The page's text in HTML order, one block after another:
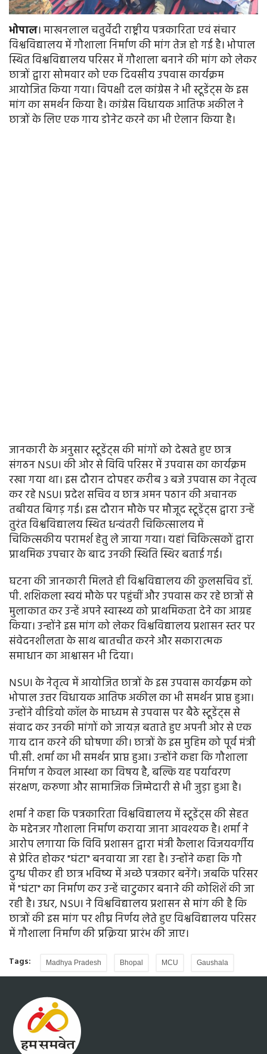
भोपाल। माखनलाल चतुर्वेदी राष्ट्रीय पत्रकारिता एवं संचार
विश्वविद्यालय में गौशाला निर्माण की मांग तेज हो गई है। भोपाल
स्थित विश्वविद्यालय परिसर में गौशाला बनाने की मांग को लेकर
छात्रों द्वारा सोमवार को एक दिवसीय उपवास कार्यक्रम
आयोजित किया गया। विपक्षी दल कांग्रेस ने भी स्टूडेंट्स के इस
मांग का समर्थन किया है। कांग्रेस विधायक आतिफ अकील ने
छात्रों के लिए एक गाय डोनेट करने का भी ऐलान किया है।
जानकारी के अनुसार स्टूडेंट्स की मांगों को देखते हुए छात्र
संगठन NSUI की ओर से विवि परिसर में उपवास का कार्यक्रम
रखा गया था। इस दौरान दोपहर करीब 3 बजे उपवास का नेतृत्व
कर रहे NSUI प्रदेश सचिव व छात्र अमन पठान की अचानक
तबीयत बिगड़ गई। इस दौरान मौके पर मौजूद स्टूडेंट्स द्वारा उन्हें
तुरंत विश्वविद्यालय स्थित धन्वंतरी चिकित्सालय में
चिकित्सकीय परामर्श हेतु ले जाया गया। यहां चिकित्सकों द्वारा
प्राथमिक उपचार के बाद उनकी स्थिति स्थिर बताई गई।
घटना की जानकारी मिलते ही विश्वविद्यालय की कुलसचिव डॉ.
पी. शशिकला स्वयं मौके पर पहुंचीं और उपवास कर रहे छात्रों से
मुलाकात कर उन्हें अपने स्वास्थ्य को प्राथमिकता देने का आग्रह
किया। उन्होंने इस मांग को लेकर विश्वविद्यालय प्रशासन स्तर पर
संवेदनशीलता के साथ बातचीत करने और सकारात्मक
समाधान का आश्वासन भी दिया।
NSUI के नेतृत्व में आयोजित छात्रों के इस उपवास कार्यक्रम को
भोपाल उत्तर विधायक आतिफ अकील का भी समर्थन प्राप्त हुआ।
उन्होंने वीडियो कॉल के माध्यम से उपवास पर बैठे स्टूडेंट्स से
संवाद कर उनकी मांगों को जायज़ बताते हुए अपनी ओर से एक
गाय दान करने की घोषणा की। छात्रों के इस मुहिम को पूर्व मंत्री
पी.सी. शर्मा का भी समर्थन प्राप्त हुआ। उन्होंने कहा कि गौशाला
निर्माण न केवल आस्था का विषय है, बल्कि यह पर्यावरण
संरक्षण, करुणा और सामाजिक जिम्मेदारी से भी जुड़ा हुआ है।
शर्मा ने कहा कि पत्रकारिता विश्वविद्यालय में स्टूडेंट्स की सेहत
के मद्देनजर गौशाला निर्माण कराया जाना आवश्यक है। शर्मा ने
आरोप लगाया कि विवि प्रशासन द्वारा मंत्री कैलाश विजयवर्गीय
से प्रेरित होकर "घंटा" बनवाया जा रहा है। उन्होंने कहा कि गौ
दुग्ध पीकर ही छात्र भविष्य में अच्छे पत्रकार बनेंगे। जबकि परिसर
में "घंटा" का निर्माण कर उन्हें चाटुकार बनाने की कोशिशें की जा
रही है। उधर, NSUI ने विश्वविद्यालय प्रशासन से मांग की है कि
छात्रों की इस मांग पर शीघ्र निर्णय लेते हुए विश्वविद्यालय परिसर
में गौशाला निर्माण की प्रक्रिया प्रारंभ की जाए।
Tags: Madhya Pradesh Bhopal MCU Gaushala